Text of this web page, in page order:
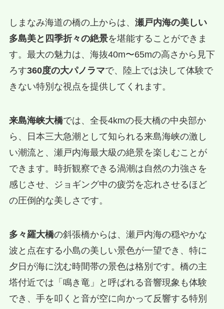
しまなみ海道の橋の上からは、 瀬戸内海の美しい
多島美と四季折々の絶景を堪能することができま
す。最大の魅力は、海抜40m〜65mの高さから見下
ろす360度の大パノラマで、陸上では決して体験で
きない特別な視点を提供してくれます。
来島海峡大橋では、全長4kmの長大橋の中央部か
ら、日本三大急潮として知られる来島海峡の激し
い潮流と、瀬戸内海最大級の絶景を楽しむことが
できます。時折観察できる渦潮は自然の力強さを
感じさせ、ジョギング中の疲労を忘れさせるほど
の圧倒的な美しさです。
多々羅大橋の斜張橋からは、瀬戸内海の穏やかな
波と点在する小島の美しい景色が一望でき、特に
夕日が海に沈む時間帯の景色は格別です。橋の主
塔付近では「鳴き竜」と呼ばれる音響現象も体験
でき、手を叩くと音が空に向かって反響する特別